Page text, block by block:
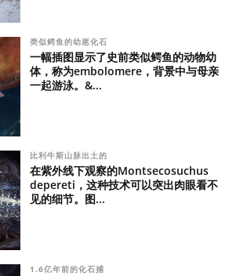
类似鳄鱼的幼崽化石
一幅插图显示了史前类似鳄鱼的动物幼
体，称为embolomere，背景中与母亲
一起游泳。&...
比利牛斯山脉出土的
在紫外线下观察的Montsecosuchus
depereti，这种技术可以突出肉眼看不
见的细节。图...
1.6亿年前的化石捕